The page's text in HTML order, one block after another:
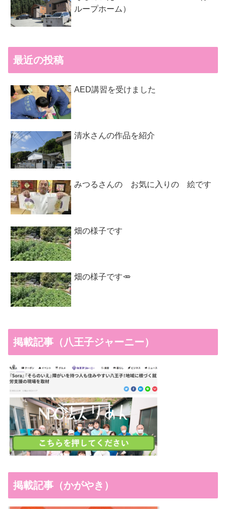
ループホーム）
最近の投稿
AED講習を受けました
清水さんの作品を紹介
みつるさんの お気に入りの 絵です
畑の様子です
畑の様子です🥕
掲載記事（八王子ジャーニー）
掲載記事（かがやき）